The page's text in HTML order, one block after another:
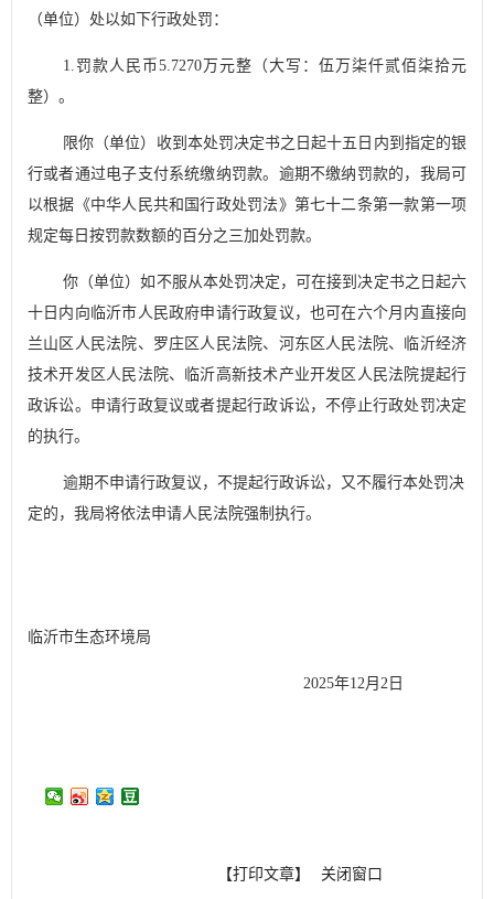
（单位）处以如下行政处罚：
1. 罚款人民币5.7270 万元整（大写：伍万柒仟贰佰柒拾元
整）。
限你（单位）收到本处罚决定书之日起十五日内到指定的银
行或者通过电子支付系统缴纳罚款。逾期不缴纳罚款的，我局可
以根据《中华人民共和国行政处罚法》第七十二条第一款第一项
规定每日按罚款数额的百分之三加处罚款。
你（单位）如 不服从本处罚决定，可在接到决定书之日起六
十日内向临沂市人民政府申请行政复议，也可在六个月内直接向
兰山区 人民法院、罗庄区人民法院、河东区人民法院、临沂经济
技术开发区人民法院、临沂高新技术产业开发区人民法院提起行
政诉讼。申请行政复议或者提起行政诉讼，不停止行政处罚决定
的执行。
逾期不申请行政复议，不提起行政诉讼，又不履行本处罚决
定的，我局将依法申请人民法院强制执行。
临沂市生态环境局
2025年12月 2日
【打印文章】 关闭窗口